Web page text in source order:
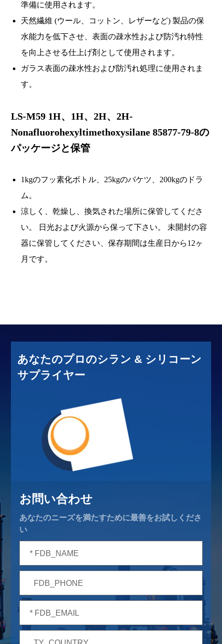
準備に使用されます。
天然繊維 (ウール、コットン、レザーなど) 製品の保
水能力を低下させ、表面の疎水性および防汚れ特性
を向上させる仕上げ剤として使用されます。
ガラス表面の疎水性および防汚れ処理に使用されま
す。
LS-M59 1H、1H、2H、2H-
Nonafluorohexyltimethoxysilane 85877-79-8の
パッケージと保管
1kgのフッ素化ボトル、25kgのバケツ、200kgのドラ
ム。
涼しく、乾燥し、換気された場所に保管してくださ
い。 日光および火源から保って下さい。 未開封の容
器に保管してください、保存期間は生産日から12ヶ
月です。
あなたのプロのシラン & シリコーン
サプライヤー
お問い合わせ
あなたのニーズを満たすために最善をお試しくださ
い